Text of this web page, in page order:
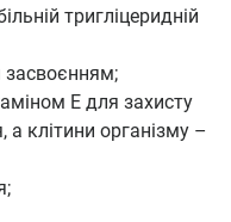
тригліцеридній
засвоєнням;
Е для захисту
клітини організму –